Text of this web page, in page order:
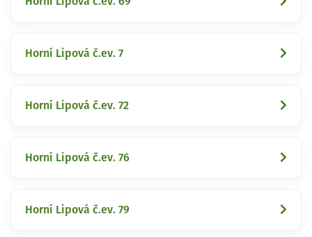
Horní Lipová č.ev. 7
Horní Lipová č.ev. 72
Horní Lipová č.ev. 76
Horní Lipová č.ev. 79